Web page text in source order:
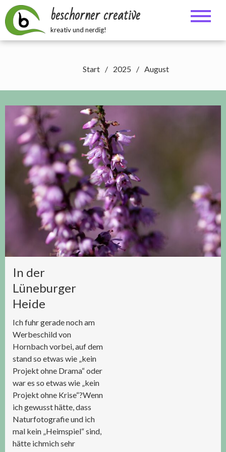
Zum
Inhalt
springen
beschorner creative
kreativ und nerdig!
Start 2025 August
In der
Lüneburger
Heide
Ich fuhr gerade noch am
Werbeschild von
Hornbach vorbei, auf dem
stand so etwas wie „kein
Projekt ohne Drama“ oder
war es so etwas wie „kein
Projekt ohne Krise“?Wenn
ich gewusst hätte, dass
Naturfotografie und ich
mal kein „Heimspiel“ sind,
hätte ichmich sehr